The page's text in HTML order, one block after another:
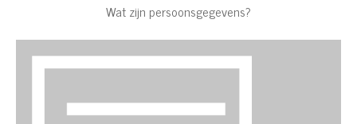
Wat zijn persoonsgegevens?